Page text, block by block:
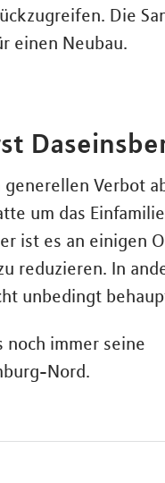
Die
einen Neubau.
Verbot
um das
ist es an einigen
reduzieren. In
unbedingt
noch immer seine
Nord.